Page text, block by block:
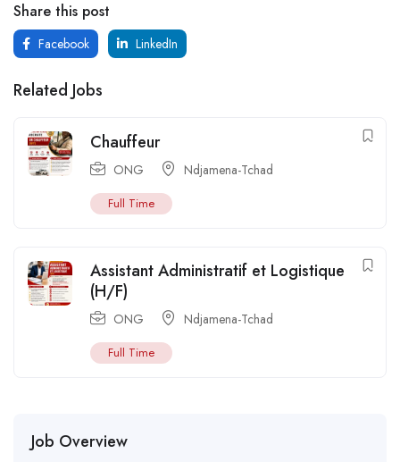
Share this post
Facebook LinkedIn
Related Jobs
Chauffeur
ONG Ndjamena-Tchad
Full Time
Assistant Administratif et Logistique
(H/F)
ONG Ndjamena-Tchad
Full Time
Job Overview